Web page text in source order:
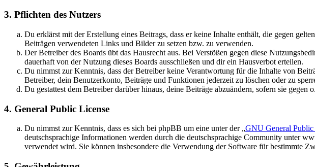
3. Pflichten des Nutzers
Du erklärst mit der Erstellung eines Beitrags, dass er keine Inhalte enthält, die gegen
Beiträgen verwendeten Links und Bilder zu setzen bzw. zu verwenden.
Der Betreiber des Boards übt das Hausrecht aus. Bei Verstößen gegen diese
dauerhaft von der Nutzung dieses Boards ausschließen und dir ein Hausverbot erteilen.
Du nimmst zur Kenntnis, dass der Betreiber keine Verantwortung für die Inhalte von
Betreiber, dein Benutzerkonto, Beiträge und Funktionen jederzeit zu löschen oder zu
Du gestattest dem Betreiber darüber hinaus, deine Beiträge abzuändern, sofern sie
4. General Public License
Du nimmst zur Kenntnis, dass es sich bei phpBB um eine unter der „GNU General
deutschsprachige Informationen werden durch die deutschsprachige Community unter
verwendet wird. Sie können insbesondere die Verwendung der Software für bestimmte